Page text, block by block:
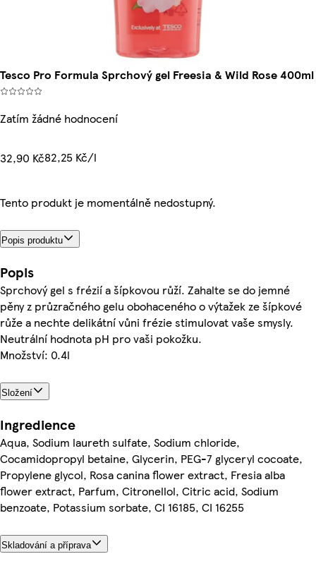
Tesco Pro Formula Sprchový gel Freesia & Wild Rose 400ml
Zatím žádné hodnocení
32,90 Kč82,25 Kč/l
Tento produkt je momentálně nedostupný.
Popis produktu
Popis
Sprchový gel s frézií a šípkovou růží. Zahalte se do jemné
pěny z průzračného gelu obohaceného o výtažek ze šípkové
růže a nechte delikátní vůni frézie stimulovat vaše smysly.
Neutrální hodnota pH pro vaši pokožku.
Množství: 0.4l
Složení
Ingredience
Aqua, Sodium laureth sulfate, Sodium chloride,
Cocamidopropyl betaine, Glycerin, PEG-7 glyceryl cocoate,
Propylene glycol, Rosa canina flower extract, Fresia alba
flower extract, Parfum, Citronellol, Citric acid, Sodium
benzoate, Potassium sorbate, CI 16185, CI 16255
Skladování a příprava